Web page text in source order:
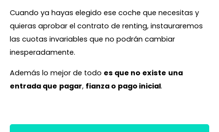
Cuando ya hayas elegido ese coche que necesitas y
quieras aprobar el contrato de renting, instauraremos
las cuotas invariables que no podrán cambiar
inesperadamente.
Además lo mejor de todo es que no existe una
entrada que pagar, fianza o pago inicial.